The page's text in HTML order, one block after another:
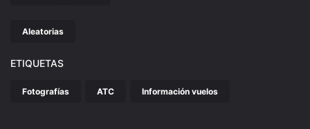
Aleatorias
ETIQUETAS
Fotografías ATC Información vuelos